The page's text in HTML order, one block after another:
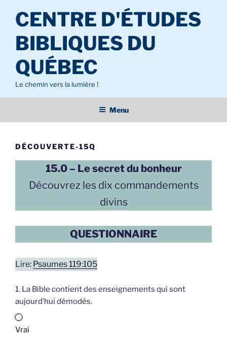
contenu
principal
CENTRE D'ÉTUDES
BIBLIQUES DU
QUÉBEC
Le chemin vers la lumière !
Menu
DÉCOUVERTE-15Q
15.0 – Le secret du bonheur
Découvrez les dix commandements
divins
QUESTIONNAIRE
Lire: Psaumes 119:105
1. La Bible contient des enseignements qui sont
aujourd’hui démodés.
Vrai